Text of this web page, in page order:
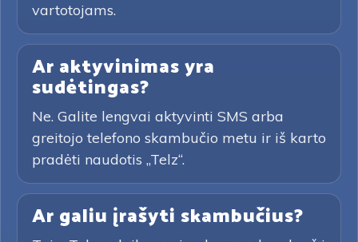
vartotojams.
Ar aktyvinimas yra
sudėtingas?
Ne. Galite lengvai aktyvinti SMS arba
greitojo telefono skambučio metu ir iš karto
pradėti naudotis „Telz“.
Ar galiu įrašyti skambučius?